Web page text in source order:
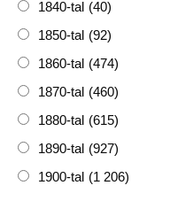
1840-tal (40)
1850-tal (92)
1860-tal (474)
1870-tal (460)
1880-tal (615)
1890-tal (927)
1900-tal (1 206)